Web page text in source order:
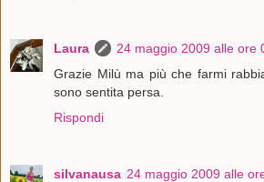
Laura
24 maggio 2009 alle ore
Grazie Milù ma più che farmi
sono sentita persa.
Rispondi
silvanausa 24 maggio 2009 alle